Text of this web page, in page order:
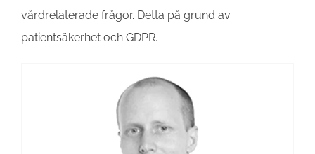
vårdrelaterade frågor. Detta på grund av
patientsäkerhet och GDPR.